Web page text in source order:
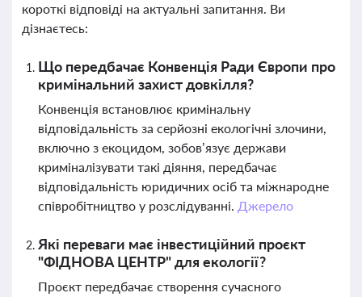
короткі відповіді на актуальні запитання. Ви
дізнаєтесь:
Що передбачає Конвенція Ради Європи про
кримінальний захист довкілля?
Конвенція встановлює кримінальну
відповідальність за серйозні екологічні злочини,
включно з екоцидом, зобов’язує держави
криміналізувати такі діяння, передбачає
відповідальність юридичних осіб та міжнародне
співробітництво у розслідуванні. Джерело
Які переваги має інвестиційний проєкт
"ФІДНОВА ЦЕНТР" для екології?
Проєкт передбачає створення сучасного